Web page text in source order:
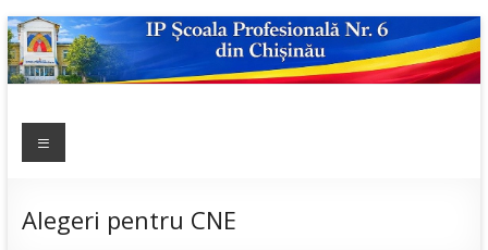
Skip
to
content
NR.6
scoala
nr.6; școală
profesională;
Meniu
Alegeri pentru CNE